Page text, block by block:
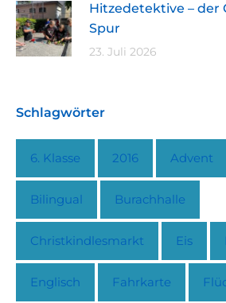
Hitzedetektive – der
Spur
23. Juli 2026
Schlagwörter
6. Klasse 2016 Advent
Bilingual Burachhalle
Christkindlesmarkt Eis
Englisch Fahrkarte